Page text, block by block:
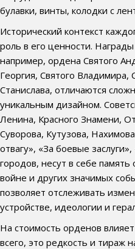
булавки, винты, колодки с
Исторический контекст
роль в его ценности.
например, ордена Святого
Георгия, Святого Владимира,
Станислава, отличаются
уникальным дизайном.
Ленина, Красного Знамени,
Суворова, Кутузова,
отвагу», «За боевые
городов, несут в себе
войне и других значимых
позволяет отслеживать
устройстве, идеологии и
На стоимость орденов
всего, это редкость и тираж